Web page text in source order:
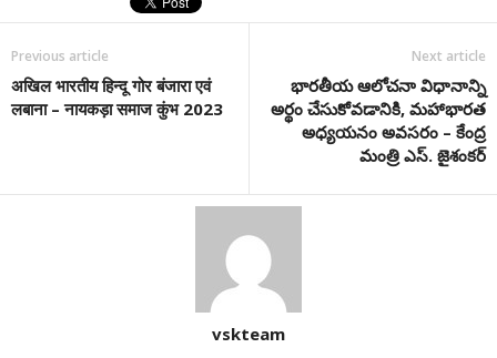
Previous article
अखिल भारतीय हिन्दू गोर बंजारा एवं
लबाना – नायकड़ा समाज कुंभ 2023
Next article
భారతీయ ఆలోచనా విధానాన్ని
అర్థం చేసుకోవడానికి, మహాభారత
అధ్యయనం అవసరం – కేంద్ర
మంత్రి ఎస్‌. జైశంక‌ర్
vskteam